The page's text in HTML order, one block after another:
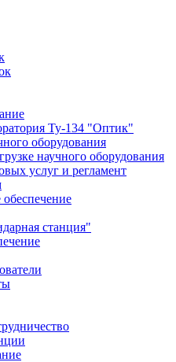
Ту-134 "Оптик"
оборудования
научного оборудования
услуг и регламент
станция"